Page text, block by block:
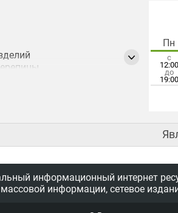
Пн
с
12:00
до
19:00
информационный интернет
информации, сетевое